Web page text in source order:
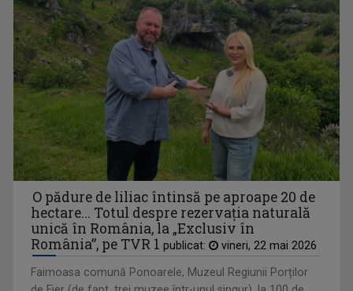
IULIANA TUDOR
Face audienţe-record pentru Televiziunea ...
O pădure de liliac întinsă pe aproape 20 de
hectare... Totul despre rezervația naturală
unică în România, la „Exclusiv în
România”, pe TVR 1 publicat: vineri, 22 mai 2026
Faimoasa comună Ponoarele, Muzeul Regiunii Porților